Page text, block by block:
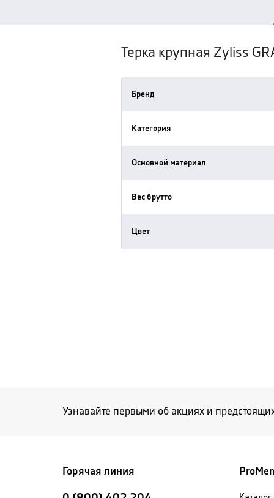
Терка крупная Zyliss
Бренд
Категория
Основной материал
Вес брутто
Цвет
Узнавайте первыми об акциях и
Горячая линия